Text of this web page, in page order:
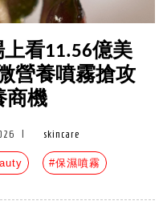
看11.56億美
營養噴霧搶攻
商機
skincare
#保濕噴霧